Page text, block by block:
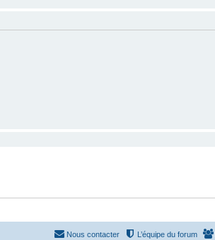
L’équipe du forum
Nous contacter